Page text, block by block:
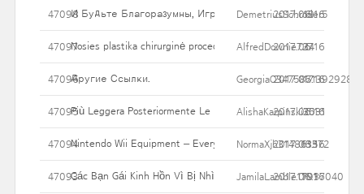
47098И Будьте Благоразумны, Играя В Казино! Помните, Что
DemetriusSchroder5
2017.06.16
19
47097Nosies plastika chirurginė procedūra - rūšys variantų & Kaip jie
AlfredDownie727
2017.06.16
34
47096Другие Ссылки. GeorgiaO3475871392928
2017.06.16
17
47095Più Leggera Posteriormente Le Feste, Senza Contare Essere
AlishaKarpinski2031
2017.06.16
35
47094Nintendo Wii Equipment – Everyone Wish To Have That One
NormaXjh314861372
2017.06.16
135
47093Các Bạn Gái Kinh Hồn Vì Bị Nhìn Xuyên Xống áoJamilaLamble17937040
2017.06.16
101